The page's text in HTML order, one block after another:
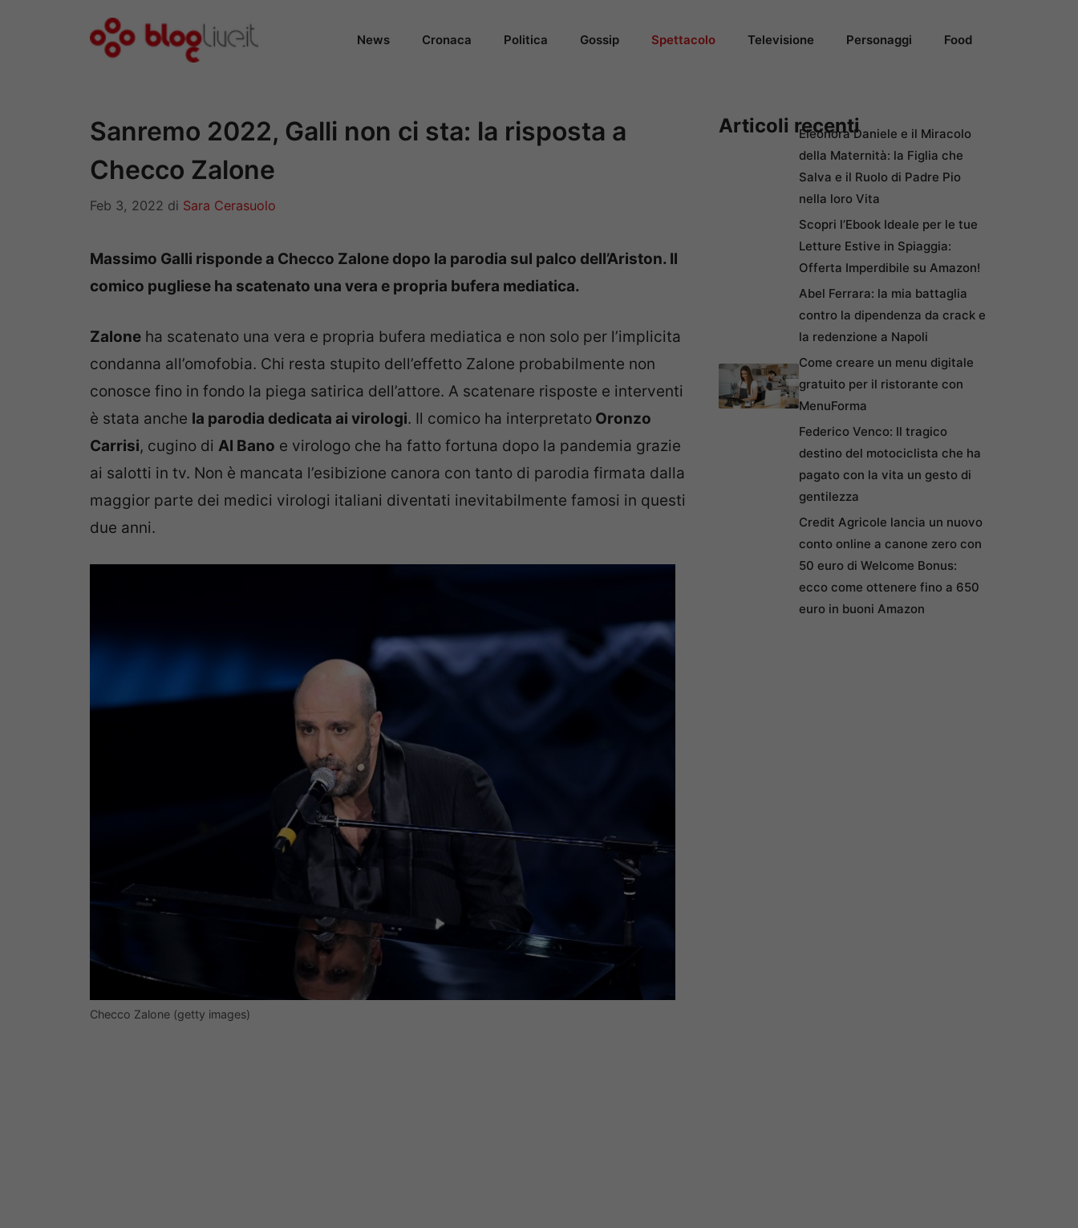
News Cronaca Politica Gossip Spettacolo Televisione Personaggi Food
Sanremo 2022, Galli non ci sta: la risposta a
Checco Zalone
Feb 3, 2022 di Sara Cerasuolo
Massimo Galli risponde a Checco Zalone dopo la parodia sul palco dell’Ariston. Il
comico pugliese ha scatenato una vera e propria bufera mediatica.
Zalone ha scatenato una vera e propria bufera mediatica e non solo per l’implicita
condanna all’omofobia. Chi resta stupito dell’effetto Zalone probabilmente non
conosce fino in fondo la piega satirica dell’attore. A scatenare risposte e interventi
è stata anche la parodia dedicata ai virologi. Il comico ha interpretato Oronzo
Carrisi, cugino di Al Bano e virologo che ha fatto fortuna dopo la pandemia grazie
ai salotti in tv. Non è mancata l’esibizione canora con tanto di parodia firmata dalla
maggior parte dei medici virologi italiani diventati inevitabilmente famosi in questi
due anni.
Checco Zalone (getty images)
Articoli recentiEleonora Daniele e il Miracolo
della Maternità: la Figlia che
Salva e il Ruolo di Padre Pio
nella loro Vita
Scopri l’Ebook Ideale per le tue
Letture Estive in Spiaggia:
Offerta Imperdibile su Amazon!
Abel Ferrara: la mia battaglia
contro la dipendenza da crack e
la redenzione a Napoli
Come creare un menu digitale
gratuito per il ristorante con
MenuForma
Federico Venco: Il tragico
destino del motociclista che ha
pagato con la vita un gesto di
gentilezza
Credit Agricole lancia un nuovo
conto online a canone zero con
50 euro di Welcome Bonus:
ecco come ottenere fino a 650
euro in buoni Amazon